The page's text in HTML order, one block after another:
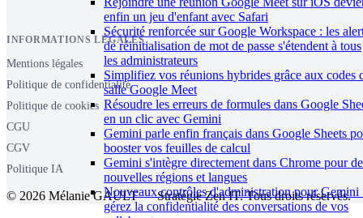
enfin un jeu d'enfant avec Safari
Sécurité renforcée sur Google Workspace : les
de réinitialisation de mot de passe s'étendent à tous
les administrateurs
Simplifiez vos réunions hybrides grâce aux codes
salle Google Meet
Résoudre les erreurs de formules dans Google
en un clic avec Gemini
Gemini parle enfin français dans Google Sheets
booster vos feuilles de calcul
Gemini s'intègre directement dans Chrome pour de
nouvelles régions et langues
Nouveaux contrôles d'administration pour Gemini
gérez la confidentialité des conversations de vos
INFORMATIONS LÉGALES
Mentions légales
Politique de confidentialité
Politique de cookies
CGU
CGV
Politique IA
© 2026 Mélanie GAULT — Stratégie Zen IT. Tous droits réservés.